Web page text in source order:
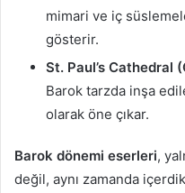
mimari ve iç
gösterir.
St. Paul’s Cathedral
Barok tarzda inşa
olarak öne çıkar.
Barok dönemi eserleri,
değil, aynı zamanda